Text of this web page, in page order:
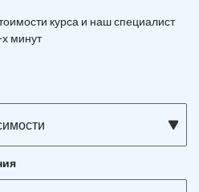
курса и наш специалист
минут